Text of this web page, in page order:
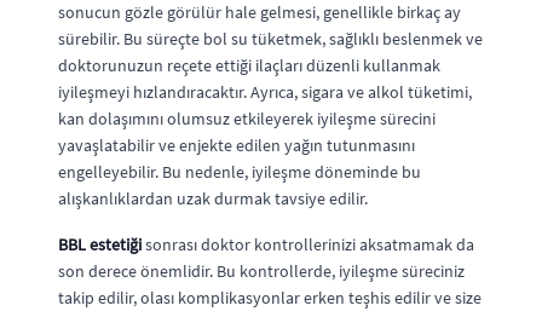
sonucun gözle görülür hale gelmesi, genellikle birkaç ay
sürebilir. Bu süreçte bol su tüketmek, sağlıklı beslenmek ve
doktorunuzun reçete ettiği ilaçları düzenli kullanmak
iyileşmeyi hızlandıracaktır. Ayrıca, sigara ve alkol tüketimi,
kan dolaşımını olumsuz etkileyerek iyileşme sürecini
yavaşlatabilir ve enjekte edilen yağın tutunmasını
engelleyebilir. Bu nedenle, iyileşme döneminde bu
alışkanlıklardan uzak durmak tavsiye edilir.
BBL estetiğisonrası doktor kontrollerinizi aksatmamak da
son derece önemlidir. Bu kontrollerde, iyileşme süreciniz
takip edilir, olası komplikasyonlar erken teşhis edilir ve size